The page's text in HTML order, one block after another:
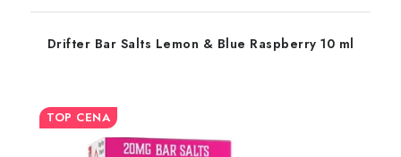
Drifter Bar Salts Lemon & Blue Raspberry 10 ml
TOP CENA